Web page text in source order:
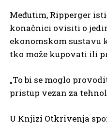
Međutim, Ripperger
konačnici ovisiti o
ekonomskom
tko može kupovati ili
„To bi se moglo
pristup vezan za
U Knjizi Otkrivenja